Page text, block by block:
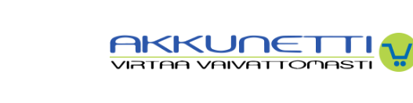
Siirry
navigointiin
Siirry
sisältöön